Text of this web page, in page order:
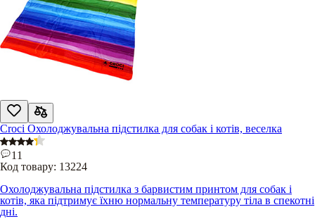
Croci Охолоджувальна підстилка для собак і котів, веселка
11
Код товару: 13224
Охолоджувальна підстилка з барвистим принтом для собак і
котів, яка підтримує їхню нормальну температуру тіла в спекотні
дні.